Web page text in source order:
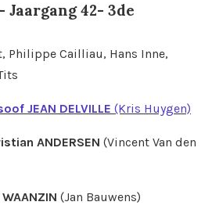
- Jaargang 42- 3de
Philippe Cailliau, Hans Inne,
JEAN DELVILLE (Kris Huygen)
ANDERSEN (Vincent Van den
(Jan Bauwens)